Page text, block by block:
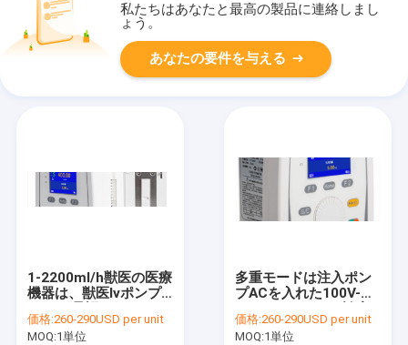
私たちはあなたと最高の製品に連絡しまし
ょう。
あなたの要件を与える
1-2200ml/h獣医の医療
機器は、獣医Ivポンプ
価格:260-290USD per unit
MOQ:1単位
多重モードは注入ポン
プACを入れた100V-
する
価格:260-290USD per unit
MOQ:1単位